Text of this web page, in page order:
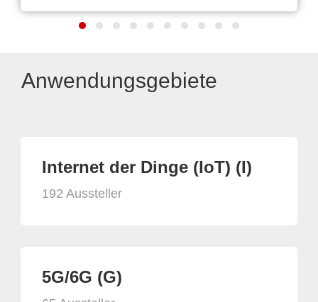
Anwendungsgebiete
Internet der Dinge (IoT) (I)
192 Aussteller
5G/6G (G)